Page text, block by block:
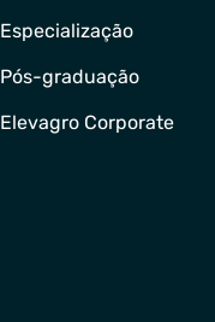
Especialização
Pós-graduação
Elevagro Corporate